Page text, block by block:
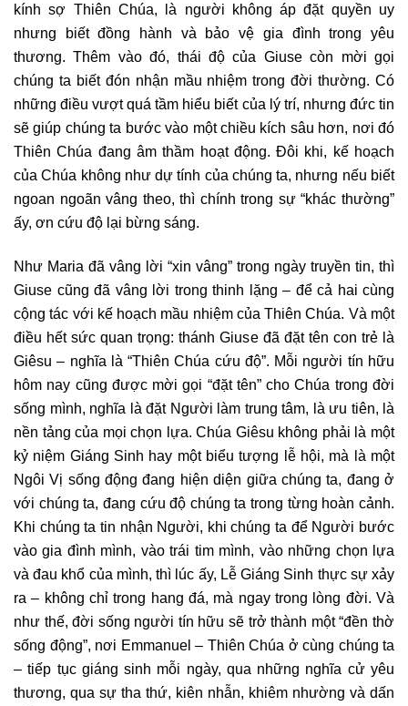
kính sợ Thiên Chúa, là người không áp đặt quyền uy
nhưng biết đồng hành và bảo vệ gia đình trong yêu
thương. Thêm vào đó, thái độ của Giuse còn mời gọi
chúng ta biết đón nhận mầu nhiệm trong đời thường. Có
những điều vượt quá tầm hiểu biết của lý trí, nhưng đức tin
sẽ giúp chúng ta bước vào một chiều kích sâu hơn, nơi đó
Thiên Chúa đang âm thầm hoạt động. Đôi khi, kế hoạch
của Chúa không như dự tính của chúng ta, nhưng nếu biết
ngoan ngoãn vâng theo, thì chính trong sự “khác thường”
ấy, ơn cứu độ lại bừng sáng.
Như Maria đã vâng lời “xin vâng” trong ngày truyền tin, thì
Giuse cũng đã vâng lời trong thinh lặng – để cả hai cùng
cộng tác với kế hoạch mầu nhiệm của Thiên Chúa. Và một
điều hết sức quan trọng: thánh Giuse đã đặt tên con trẻ là
Giêsu – nghĩa là “Thiên Chúa cứu độ”. Mỗi người tín hữu
hôm nay cũng được mời gọi “đặt tên” cho Chúa trong đời
sống mình, nghĩa là đặt Người làm trung tâm, là ưu tiên, là
nền tảng của mọi chọn lựa. Chúa Giêsu không phải là một
kỷ niệm Giáng Sinh hay một biểu tượng lễ hội, mà là một
Ngôi Vị sống động đang hiện diện giữa chúng ta, đang ở
với chúng ta, đang cứu độ chúng ta trong từng hoàn cảnh.
Khi chúng ta tin nhận Người, khi chúng ta để Người bước
vào gia đình mình, vào trái tim mình, vào những chọn lựa
và đau khổ của mình, thì lúc ấy, Lễ Giáng Sinh thực sự xảy
ra – không chỉ trong hang đá, mà ngay trong lòng đời. Và
như thế, đời sống người tín hữu sẽ trở thành một “đền thờ
sống động”, nơi Emmanuel – Thiên Chúa ở cùng chúng ta
– tiếp tục giáng sinh mỗi ngày, qua những nghĩa cử yêu
thương, qua sự tha thứ, kiên nhẫn, khiêm nhường và dấn